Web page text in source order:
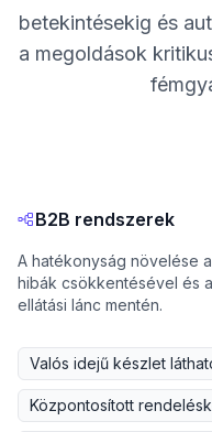
betekintésekig és
a megoldások
B2B rendszerek
A hatékonyság növelése
hibák csökkentésével és
ellátási lánc mentén.
Valós idejű készlet
Központosított